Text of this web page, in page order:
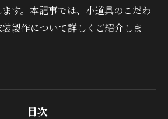
す。本記事では、小道具のこだわ
製作について詳しくご紹介しま
目次